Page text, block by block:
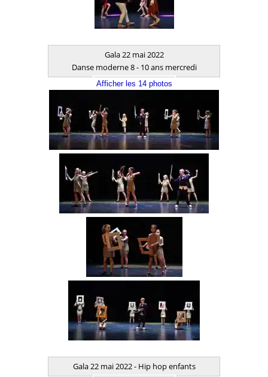
Gala 22 mai 2022
Danse moderne 8 - 10 ans mercredi
Afficher les 14 photos
Gala 22 mai 2022 - Hip hop enfants